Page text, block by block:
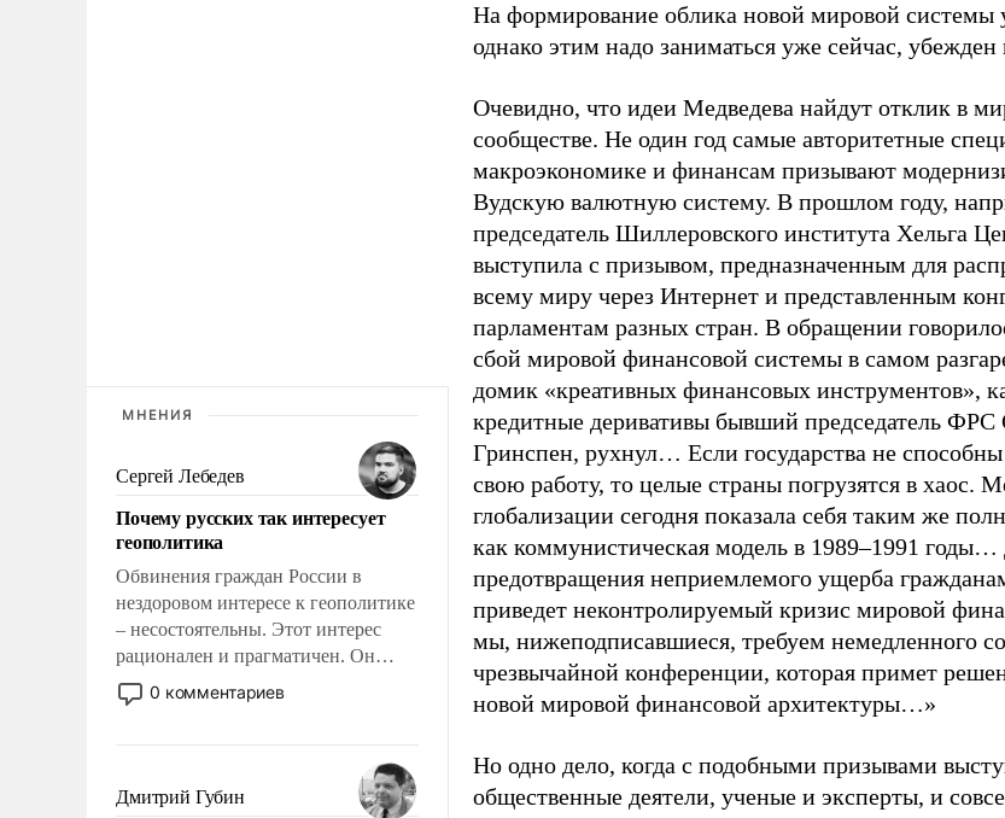
МНЕНИЯ
Сергей Лебедев
Почему русских так интересует
геополитика
Обвинения граждан России в
нездоровом интересе к геополитике
– несостоятельны. Этот интерес
рационален и прагматичен. Он
обусловлен тысячелетним опытом
выживания в крайне непростых
знанием, что мировая политика
имеет свойство заявляться на порог
0 комментариев
Дмитрий Губин
На формирование облика новой мировой системы
однако этим надо заниматься уже сейчас, убежден
Очевидно, что идеи Медведева найдут отклик в
сообществе. Не один год самые авторитетные
макроэкономике и финансам призывают
Вудскую валютную систему. В прошлом году,
председатель Шиллеровского института Хельга
выступила с призывом, предназначенным для
всему миру через Интернет и представленным
парламентам разных стран. В обращении
сбой мировой финансовой системы в самом
домик «креативных финансовых инструментов»,
кредитные деривативы бывший председатель
Гринспен, рухнул… Если государства не
свою работу, то целые страны погрузятся в хаос.
глобализации сегодня показала себя таким же
как коммунистическая модель в 1989–1991
предотвращения неприемлемого ущерба
приведет неконтролируемый кризис мировой
мы, нижеподписавшиеся, требуем немедленного
чрезвычайной конференции, которая примет
новой мировой финансовой архитектуры…»
Но одно дело, когда с подобными призывами
общественные деятели, ученые и эксперты, и